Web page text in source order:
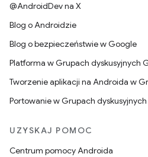
@AndroidDev na X
Blog o Androidzie
Blog o bezpieczeństwie w Google
Platforma w Grupach dyskusyjnych
Tworzenie aplikacji na Androida w
Portowanie w Grupach
UZYSKAJ POMOC
Centrum pomocy Androida